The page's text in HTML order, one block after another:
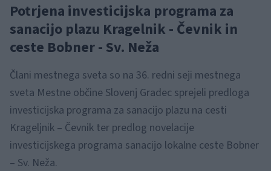
Potrjena investicijska programa za
sanacijo plazu Kragelnik - Čevnik in
ceste Bobner - Sv. Neža
Člani mestnega sveta so na 36. redni seji mestnega
sveta Mestne občine Slovenj Gradec sprejeli predloga
investicijska programa za sanacijo plazu na cesti
Krageljnik – Čevnik ter predlog novelacije
investicijskega programa sanacijo lokalne ceste Bobner
– Sv. Neža.